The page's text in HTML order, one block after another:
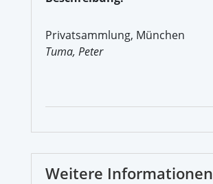
Privatsammlung, München
Tuma, Peter
Weitere Informationen